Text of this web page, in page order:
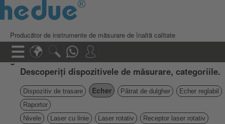
Producător de instrumente de măsurare de înaltă calitate
Descoperiți dispozitivele de măsurare, categoriile.
Dispozitiv de trasare Echer Pătrat de dulgher
Echer reglabil
Raportor
Nivele
Laser cu linie Laser rotativ
Receptor laser rotativ